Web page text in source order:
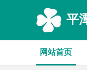
平
网站首页